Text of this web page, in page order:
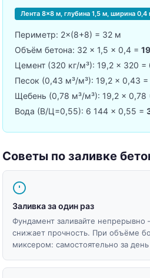
Лента 8×8 м, глубина 1,5 м, ширина
Периметр: 2×(8+8) = 32 м
Объём бетона: 32 × 1,5 × 0,4 =
Цемент (320 кг/м³): 19,2 × 320 =
Песок (0,43 м³/м³): 19,2 × 0,43 =
Щебень (0,78 м³/м³): 19,2 × 0,78
Вода (В/Ц=0,55): 6 144 × 0,55 =
Советы по заливке
Заливка за один раз
Фундамент заливайте
снижает прочность. При объёме
миксером: самостоятельно за